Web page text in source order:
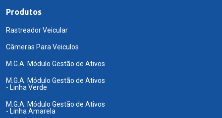
Produtos
Rastreador Veicular
Câmeras Para Veiculos
M.G.A. Módulo Gestão de Ativos
M.G.A. Módulo Gestão de Ativos
- Linha Verde
M.G.A. Módulo Gestão de Ativos
- Linha Amarela